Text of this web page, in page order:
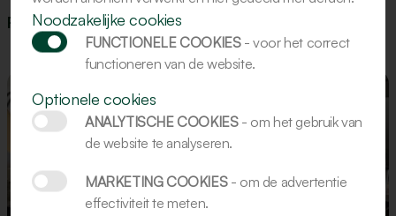
Recept: Gingerbread figuren
Noodzakelijke cookies
FUNCTIONELE COOKIES - voor het correct
functioneren van de website.
Optionele cookies
ANALYTISCHE COOKIES - om het gebruik van
de website te analyseren.
MARKETING COOKIES - om de advertentie
effectiviteit te meten.